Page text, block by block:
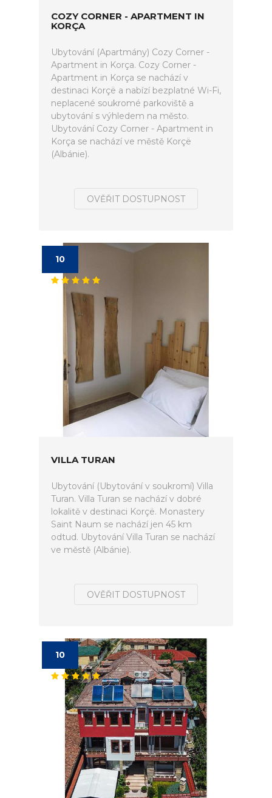
COZY CORNER - APARTMENT IN
KORÇA
Ubytování (Apartmány) Cozy Corner -
Apartment in Korça. Cozy Corner -
Apartment in Korça se nachází v
destinaci Korçë a nabízí bezplatné Wi-Fi,
neplacené soukromé parkoviště a
ubytování s výhledem na město.
Ubytování Cozy Corner - Apartment in
Korça se nachází ve městě Korçë
(Albánie).
OVĚŘIT DOSTUPNOST
10
VILLA TURAN
Ubytování (Ubytování v soukromí) Villa
Turan. Villa Turan se nachází v dobré
lokalitě v destinaci Korçë. Monastery
Saint Naum se nachází jen 45 km
odtud. Ubytování Villa Turan se nachází
ve městě (Albánie).
OVĚŘIT DOSTUPNOST
10